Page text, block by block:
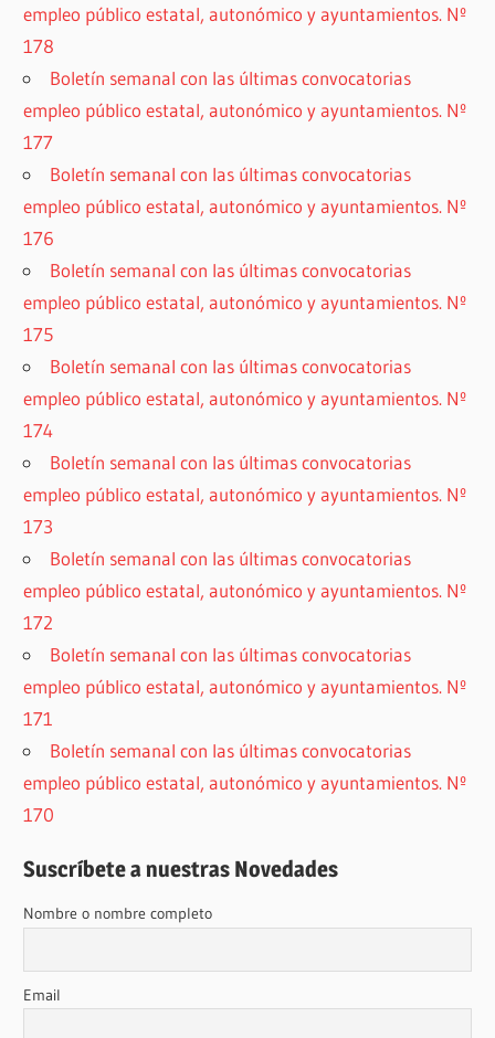
empleo público estatal, autonómico y ayuntamientos. Nº
178
Boletín semanal con las últimas convocatorias
empleo público estatal, autonómico y ayuntamientos. Nº
177
Boletín semanal con las últimas convocatorias
empleo público estatal, autonómico y ayuntamientos. Nº
176
Boletín semanal con las últimas convocatorias
empleo público estatal, autonómico y ayuntamientos. Nº
175
Boletín semanal con las últimas convocatorias
empleo público estatal, autonómico y ayuntamientos. Nº
174
Boletín semanal con las últimas convocatorias
empleo público estatal, autonómico y ayuntamientos. Nº
173
Boletín semanal con las últimas convocatorias
empleo público estatal, autonómico y ayuntamientos. Nº
172
Boletín semanal con las últimas convocatorias
empleo público estatal, autonómico y ayuntamientos. Nº
171
Boletín semanal con las últimas convocatorias
empleo público estatal, autonómico y ayuntamientos. Nº
170
Suscríbete a nuestras Novedades
Nombre o nombre completo
Email